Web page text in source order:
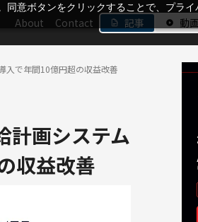
意ボタンをクリックすることで、プラ
About Contact 記事 動
入で年間10億円超の収益改善
画システム
収益改善